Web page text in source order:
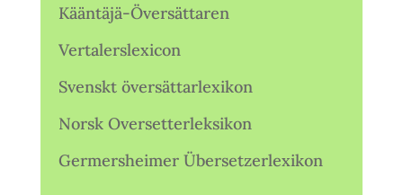
Kääntäjä-Översättaren
Vertalerslexicon
Svenskt översättarlexikon
Norsk Oversetterleksikon
Germersheimer Übersetzerlexikon